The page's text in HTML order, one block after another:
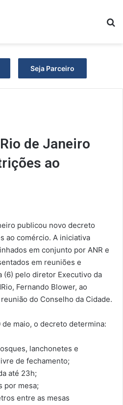
Seja Parceiro
de Janeiro
ao
publicou novo decreto
ao comércio. A iniciativa
em conjunto por ANR e
em reuniões e
pelo diretor Executivo da
Fernando Blower, ao
do Conselho da Cidade.
maio, o decreto determina:
lanchonetes e
de fechamento;
até 23h;
por mesa;
entre as mesas